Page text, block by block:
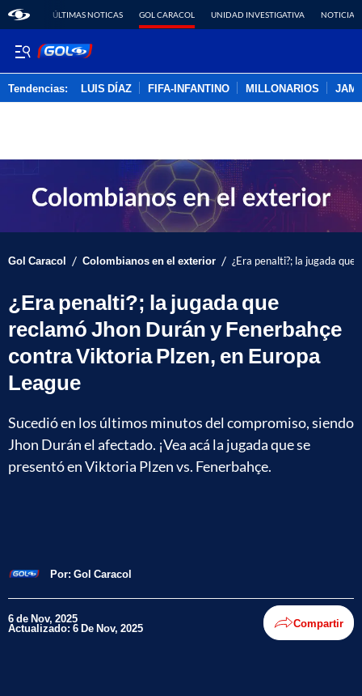
ÚLTIMAS NOTICAS GOL CARACOL UNIDAD INVESTIGATIVA NOTICIAS
Tendencias: LUIS DÍAZ FIFA-INFANTINO MILLONARIOS
Gol Caracol / Colombianos en el exterior / ¿Era penalti?; la jugada
¿Era penalti?; la jugada que
reclamó Jhon Durán y Fenerbahçe
contra Viktoria Plzen, en Europa
League
Sucedió en los últimos minutos del compromiso, siendo
Jhon Durán el afectado. ¡Vea acá la jugada que se
presentó en Viktoria Plzen vs. Fenerbahçe.
Por: Gol Caracol
6 de Nov, 2025
Actualizado: 6 De Nov, 2025 Compartir